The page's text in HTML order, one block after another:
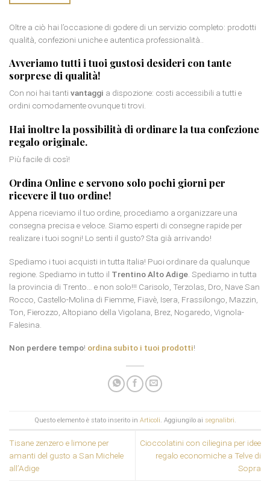
Oltre a ciò hai l’occasione di godere di un servizio completo: prodotti
qualità, confezioni uniche e autentica professionalità..
Avveriamo tutti i tuoi gustosi desideri con tante
sorprese di qualità!
Con noi hai tanti vantaggi a dispozione: costi accessibili a tutti e
ordini comodamente ovunque ti trovi.
Hai inoltre la possibilità di ordinare la tua confezione
regalo originale.
Più facile di così!
Ordina Online e servono solo pochi giorni per
ricevere il tuo ordine!
Appena riceviamo il tuo ordine, procediamo a organizzare una
consegna precisa e veloce. Siamo esperti di consegne rapide per
realizare i tuoi sogni! Lo senti il gusto? Sta già arrivando!
Spediamo i tuoi acquisti in tutta Italia! Puoi ordinare da qualunque
regione. Spediamo in tutto il Trentino Alto Adige . Spediamo in tutta
la provincia di Trento… e non solo!!! Carisolo, Terzolas, Dro, Nave San
Rocco, Castello-Molina di Fiemme, Fiavè, Isera, Frassilongo, Mazzin,
Ton, Fierozzo, Altopiano della Vigolana, Brez, Nogaredo, Vignola-
Falesina.
Non perdere tempo! ordina subito i tuoi prodotti!
Questo elemento è stato inserito in Articoli. Aggiungilo ai segnalibri.
Tisane zenzero e limone per
amanti del gusto a San Michele
all’Adige
Cioccolatini con ciliegina per idee
regalo economiche a Telve di
Sopra